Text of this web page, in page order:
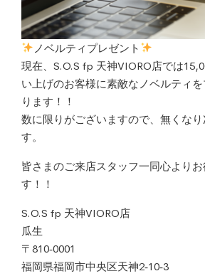
ノベルティプレゼント
現在、S.O.S fp 天神VIORO店では
い上げのお客様に素敵なノベルティ
ります！！
数に限りがございますので、無くな
す。
皆さまのご来店スタッフ一同心より
す！！
S.O.S fp 天神VIORO店
瓜生
〒810‐0001
福岡県福岡市中央区天神2‐10‐3